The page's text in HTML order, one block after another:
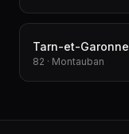
Tarn-et-Garonne
82 · Montauban